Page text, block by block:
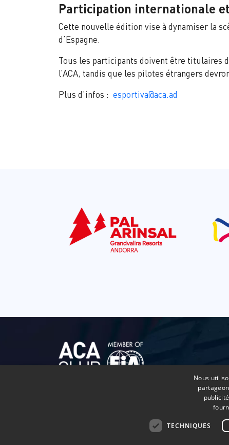
Participation internationale
Cette nouvelle édition vise à dynamiser la
d’Espagne.
Tous les participants doivent être titulaires
l’ACA, tandis que les pilotes étrangers
Plus d’infos : esportiva@aca.ad
Nous
TECHNIQUES